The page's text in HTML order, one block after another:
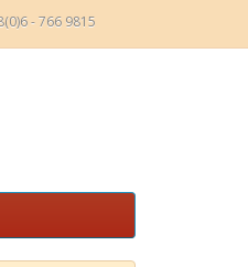
- 766 9815